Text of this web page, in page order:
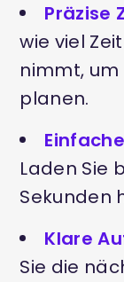
Präzise
wie viel
nimmt, um
planen.
Laden Sie
Sekunden
Klare
Sie die